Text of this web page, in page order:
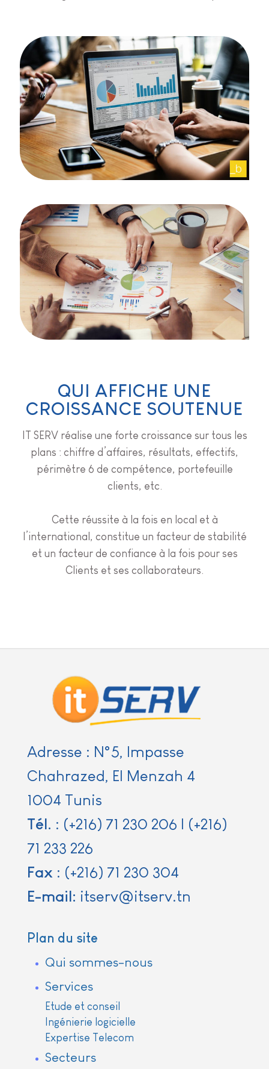
QUI AFFICHE UNE
CROISSANCE SOUTENUE
IT SERV réalise une forte croissance sur tous les
plans : chiffre d’affaires, résultats, effectifs,
périmètre 6 de compétence, portefeuille
clients, etc.
Cette réussite à la fois en local et à
l’international, constitue un facteur de stabilité
et un facteur de confiance à la fois pour ses
Clients et ses collaborateurs.
Adresse : N°5, Impasse
Chahrazed, El Menzah 4
1004 Tunis
Tél. : (+216) 71 230 206 | (+216)
71 233 226
Fax : (+216) 71 230 304
E-mail: itserv@itserv.tn
Plan du site
Qui sommes-nous
Services
Etude et conseil
Ingénierie logicielle
Expertise Telecom
Secteurs